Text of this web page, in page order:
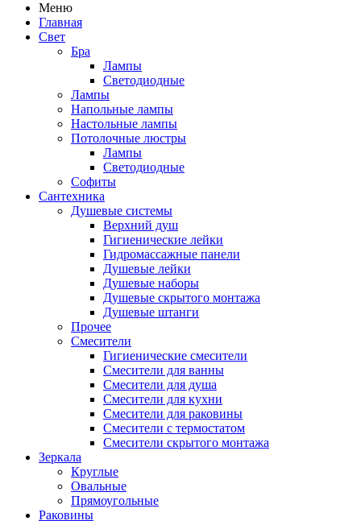
Меню
Главная
Свет
Бра
Лампы
Светодиодные
Лампы
Напольные лампы
Настольные лампы
Потолочные люстры
Лампы
Светодиодные
Софиты
Сантехника
Душевые системы
Верхний душ
Гигиенические лейки
Гидромассажные панели
Душевые лейки
Душевые наборы
Душевые скрытого монтажа
Душевые штанги
Прочее
Смесители
Гигиенические смесители
Смесители для ванны
Смесители для душа
Смесители для кухни
Смесители для раковины
Смесители с термостатом
Смесители скрытого монтажа
Зеркала
Круглые
Овальные
Прямоугольные
Раковины